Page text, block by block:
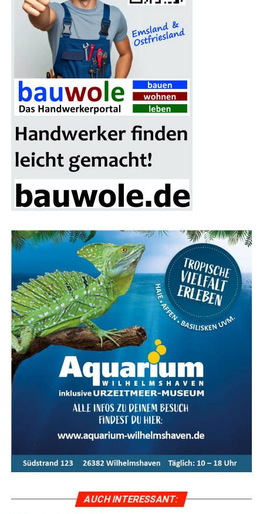
AUCH INTER­ES­SANT: